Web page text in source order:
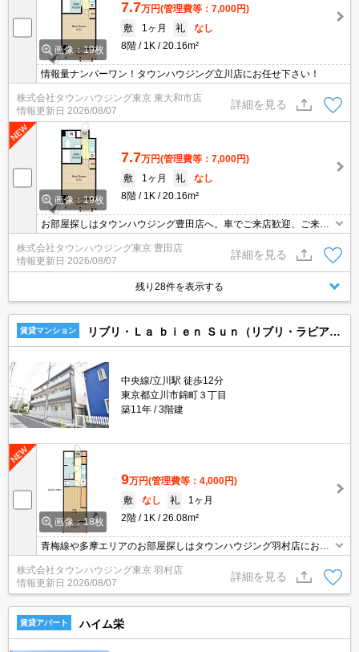
画像：19枚
7.7万円(管理費等：7,000円)
敷
1ヶ月 礼
なし
8階
1K 20.16m²
情報量ナンバーワン！タウンハウジング立川店にお任せ下さい！
株式会社タウンハウジング東京 東大和市店
情報更新日 2026/08/07
詳細を見る
画像：19枚
7.7万円(管理費等：7,000円)
敷
1ヶ月 礼
なし
8階
1K 20.16m²
お部屋探しはタウンハウジング豊田店へ。車でご来店歓迎、ご来店
用お客様駐車場あり！
株式会社タウンハウジング東京 豊田店
情報更新日 2026/08/07
詳細を見る
残り28件を表示する
賃貸マンション リブリ・Ｌａ ｂｉｅｎ Ｓｕｎ（リブリ・ラビアンサン）
中央線/立川駅 徒歩12分
東京都立川市錦町３丁目
築11年
3階建
画像：18枚
9万円(管理費等：4,000円)
敷
なし 礼
1ヶ月
2階
1K 26.08m²
青梅線や多摩エリアのお部屋探しはタウンハウジング羽村店にお任
せを！ご来店時無料駐車場ご用意あります！
株式会社タウンハウジング東京 羽村店
情報更新日 2026/08/07
詳細を見る
賃貸アパート ハイム栄